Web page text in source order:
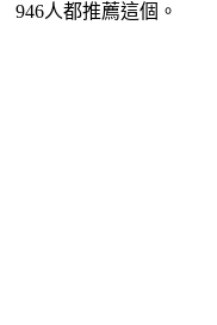
946人都推薦這個。